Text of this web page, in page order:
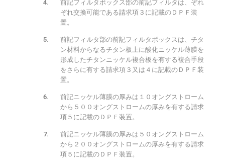
前記フィルタボックス部の前記フィルタは、ぞれ
ぞれ交換可能である請求項３に記載のＤＰＦ装
置。
前記フィルタ部の前記フィルタボックスは、チタ
ン材料からなるチタン板上に酸化ニッケル薄膜を
形成したチタンニッケル複合板を有する複合手段
をさらに有する請求項３又は４に記載のＤＰＦ装
置。
前記ニッケル薄膜の厚みは１０オングストローム
から５００オングストロームの厚みを有する請求
項５に記載のＤＰＦ装置。
前記ニッケル薄膜の厚みは５０オングストローム
から２００オングストロームの厚みを有する請求
項５に記載のＤＰＦ装置。